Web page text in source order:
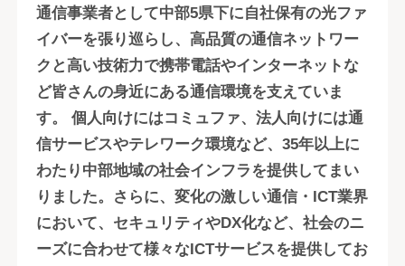
通信事業者として中部5県下に自社保有の光ファ
イバーを張り巡らし、高品質の通信ネットワー
クと高い技術力で携帯電話やインターネットな
ど皆さんの身近にある通信環境を支えていま
す。 個人向けにはコミュファ、法人向けには通
信サービスやテレワーク環境など、35年以上に
わたり中部地域の社会インフラを提供してまい
りました。さらに、変化の激しい通信・ICT業界
において、セキュリティやDX化など、社会のニ
ーズに合わせて様々なICTサービスを提供してお